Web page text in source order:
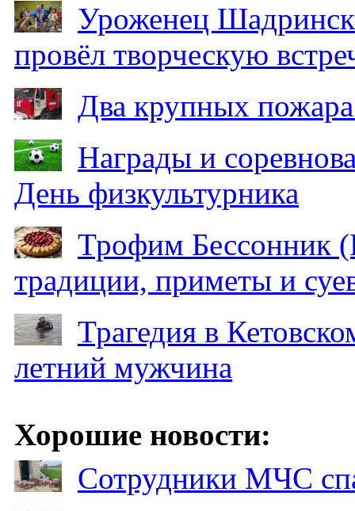
Уроженец
провёл творческую
Два крупных
Награды и
День физкультурника
Трофим Бессонник
традиции, приметы и
Трагедия в
летний мужчина
Хорошие новости:
Сотрудники МЧС